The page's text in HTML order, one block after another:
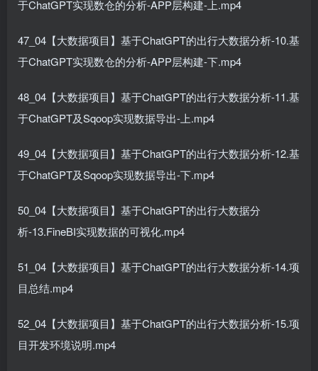
于ChatGPT实现数仓的分析-APP层构建-上.mp4
47_04【大数据项目】基于ChatGPT的出行大数据分析-10.基
于ChatGPT实现数仓的分析-APP层构建-下.mp4
48_04【大数据项目】基于ChatGPT的出行大数据分析-11.基
于ChatGPT及Sqoop实现数据导出-上.mp4
49_04【大数据项目】基于ChatGPT的出行大数据分析-12.基
于ChatGPT及Sqoop实现数据导出-下.mp4
50_04【大数据项目】基于ChatGPT的出行大数据分
析-13.FineBI实现数据的可视化.mp4
51_04【大数据项目】基于ChatGPT的出行大数据分析-14.项
目总结.mp4
52_04【大数据项目】基于ChatGPT的出行大数据分析-15.项
目开发环境说明.mp4